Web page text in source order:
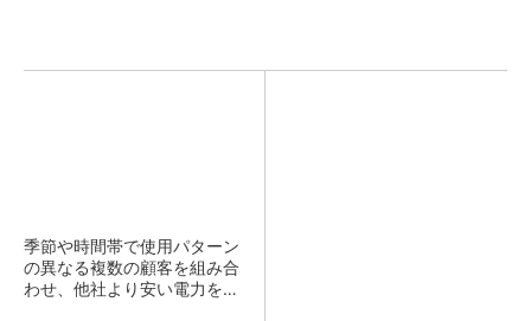
季節や時間帯で使用パターン
の異なる複数の顧客を組み合
わせ、他社より安い電力を提